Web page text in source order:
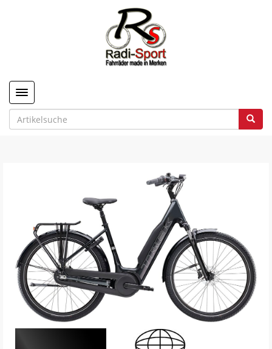
Toggle navigation